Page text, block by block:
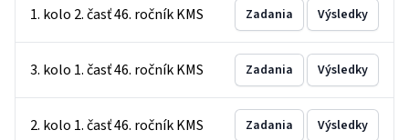
1. kolo 2. časť 46. ročník KMS Zadania Výsledky
3. kolo 1. časť 46. ročník KMS Zadania Výsledky
2. kolo 1. časť 46. ročník KMS Zadania Výsledky